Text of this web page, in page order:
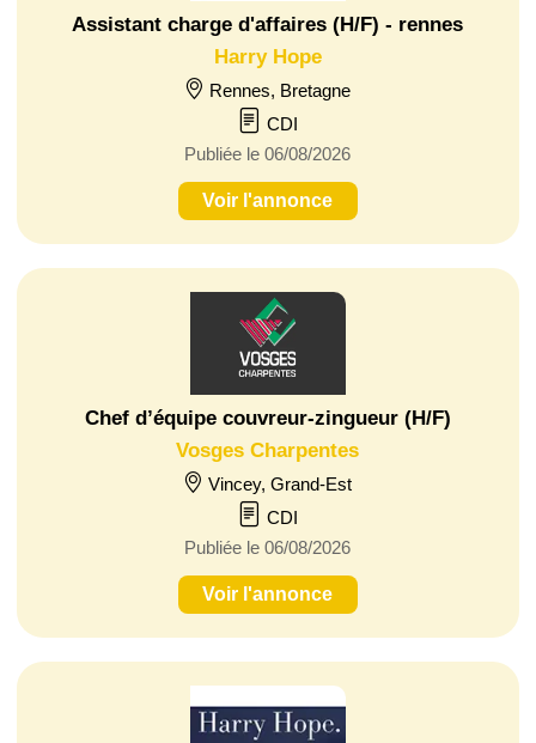
Assistant charge d'affaires (H/F) - rennes
Harry Hope
Rennes, Bretagne
CDI
Publiée le 06/08/2026
Voir l'annonce
Chef d’équipe couvreur-zingueur (H/F)
Vosges Charpentes
Vincey, Grand-Est
CDI
Publiée le 06/08/2026
Voir l'annonce